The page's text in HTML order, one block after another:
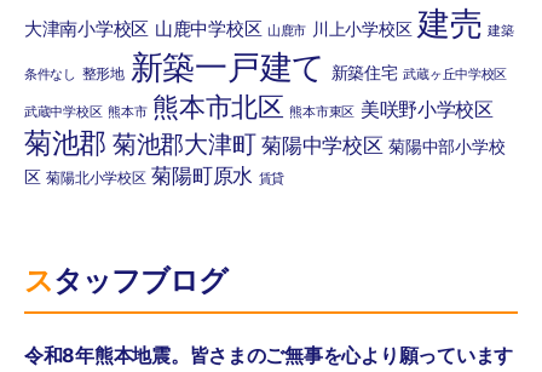
大津南小学校区 山鹿中学校区 山鹿市 川上小学校区 建売 建築
条件なし 整形地 新築一戸建て 新築住宅 武蔵ヶ丘中学校区
武蔵中学校区 熊本市 熊本市北区 熊本市東区 美咲野小学校区
菊池郡 菊池郡大津町 菊陽中学校区 菊陽中部小学校
区 菊陽北小学校区 菊陽町原水 賃貸
スタッフブログ
令和8年熊本地震。皆さまのご無事を心より願っています